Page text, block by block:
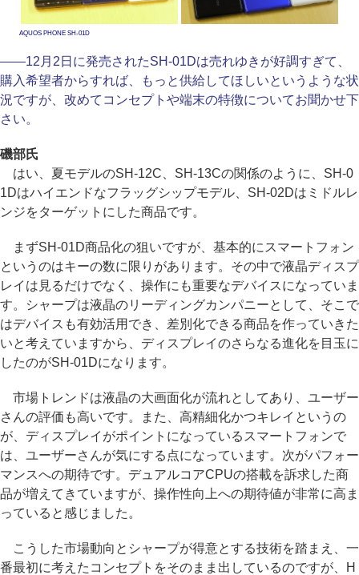
AQUOS PHONE SH-01D
――12月2日に発売されたSH-01Dは売れゆきが好調すぎて、
購入希望者からすれば、もっと供給してほしいというような状
況ですが、改めてコンセプトや端末の特徴についてお聞かせ下
さい。
磯部氏
はい、夏モデルのSH-12C、SH-13Cの関係のように、SH-0
1Dはハイエンドなフラッグシップモデル、SH-02Dはミドルレ
ンジをターゲットにした商品です。
まずSH-01D商品化の狙いですが、基本的にスマートフォン
というのはキーの数に限りがあります。その中で液晶ディスプ
レイは見るだけでなく、操作にも重要なデバイスになっていま
す。シャープは液晶のリーディングカンパニーとして、そこで
はデバイスも有効活用でき、差別化できる商品を作っていきた
いと考えていますから、ディスプレイのさらなる進化を目玉に
したのがSH-01Dになります。
市場トレンドは液晶の大画面化が流れとしてあり、ユーザー
さんの評価も高いです。また、高精細化かつキレイというの
が、ディスプレイがポイントになっているスマートフォンで
は、ユーザーさんが気にする点になっています。次がパフォー
マンスへの期待です。デュアルコアCPUの搭載を訴求した商
品が増えてきていますが、操作性向上への期待値が非常に高ま
っていると感じました。
こうした市場動向とシャープが得意とする技術を踏まえ、一
番最初に考えたコンセプトをそのまま出しているのですが、H